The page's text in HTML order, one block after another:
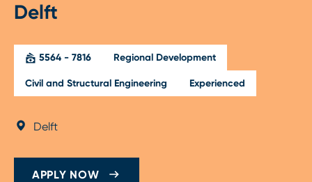
Delft
5564 - 7816 Regional Development
Civil and Structural Engineering Experienced
Delft
APPLY NOW